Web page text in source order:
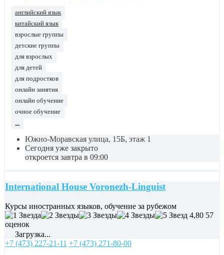
английский язык
китайский язык
взрослые группы
детские группы
для взрослых
для детей
для подростков
онлайн занятия
онлайн обучение
очное обучение
...
Южно-Моравская улица, 15Б, этаж 1
Сегодня уже закрыто
откроется завтра в 09:00
International House Voronezh-Linguist
Курсы иностранных языков, обучение за рубежом
4,80 57
оценок
Загрузка...
+7 (473) 227-21-11 +7 (473) 271-80-00